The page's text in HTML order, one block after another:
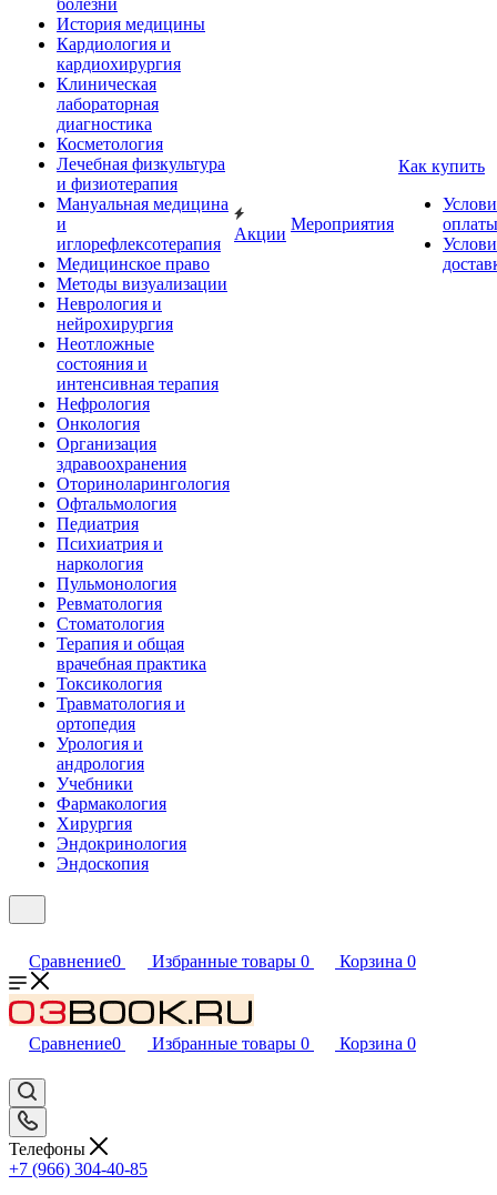
болезни
История медицины
Кардиология и
кардиохирургия
Клиническая
лабораторная
диагностика
Косметология
Лечебная физкультура
и физиотерапия
Мануальная медицина
и
иглорефлексотерапия
Медицинское право
Методы визуализации
Неврология и
нейрохирургия
Неотложные
состояния и
интенсивная терапия
Нефрология
Онкология
Организация
здравоохранения
Оториноларингология
Офтальмология
Педиатрия
Психиатрия и
наркология
Пульмонология
Ревматология
Стоматология
Терапия и общая
врачебная практика
Токсикология
Травматология и
ортопедия
Урология и
андрология
Учебники
Фармакология
Хирургия
Эндокринология
Эндоскопия
Акции
Мероприятия
Как купить
оплаты
Сравнение0 Избранные товары 0 Корзина 0
Сравнение0 Избранные товары 0 Корзина 0
Телефоны
+7 (966) 304-40-85